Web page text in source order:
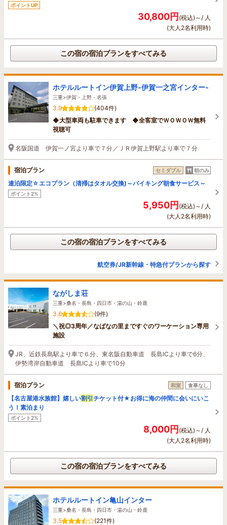
ポイントUP
30,800円(税込)～/ 人
(大人2名利用時)
この宿の宿泊プランをすべてみる
ホテルルートイン伊賀上野‐伊賀一之宮インター‐
三重>伊賀・上野・名張
3.9
(404件)
◆大型車両も駐車できます ◆全客室でＷＯＷＯＷ無料
視聴可
名阪国道 伊賀一ノ宮より車で７分／ＪＲ伊賀上野駅より車で７分
宿泊プラン セミダブル 朝のみ
連泊限定☆エコプラン（清掃はタオル交換)～バイキング朝食サービス～
ポイント2%
5,950円(税込)～/ 人
(大人2名利用時)
この宿の宿泊プランをすべてみる
航空券/JR新幹線・特急付プランから探す
ながしま荘
三重>桑名・長島・四日市・湯の山・鈴鹿
3.6
(9件)
＼祝◎3周年／なばなの里まですぐのワーケーション専用
施設
JR、近鉄長島駅より車で６分、東名阪自動車道 長島ICより車で6分、
伊勢湾岸自動車道 長島ICより車で10分
宿泊プラン 和室 食事なし
【名古屋港水族館】嬉しい割引チケット付★お得に海の仲間に会いにいこ
う！素泊まり
ポイント2%
8,000円(税込)～/ 人
(大人2名利用時)
この宿の宿泊プランをすべてみる
ホテルルートイン亀山インター
三重>桑名・長島・四日市・湯の山・鈴鹿
3.5
(221件)